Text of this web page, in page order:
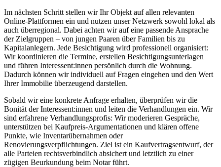
Im nächsten Schritt stellen wir Ihr Objekt auf allen relevanten
Online-Plattformen ein und nutzen unser Netzwerk sowohl lokal als
auch überregional. Dabei achten wir auf eine passende Ansprache
der Zielgruppen – von jungen Paaren über Familien bis zu
Kapitalanlegern. Jede Besichtigung wird professionell organisiert:
Wir koordinieren die Termine, erstellen Besichtigungsunterlagen
und führen Interessent:innen persönlich durch die Wohnung.
Dadurch können wir individuell auf Fragen eingehen und den Wert
Ihrer Immobilie überzeugend darstellen.
Sobald wir eine konkrete Anfrage erhalten, überprüfen wir die
Bonität der Interessent:innen und leiten die Verhandlungen ein. Wir
sind erfahrene Verhandlungsprofis: Wir moderieren Gespräche,
unterstützen bei Kaufpreis-Argumentationen und klären offene
Punkte, wie Inventarübernahmen oder
Renovierungsverpflichtungen. Ziel ist ein Kaufvertragsentwurf, der
alle Parteien rechtsverbindlich absichert und letztlich zu einer
zügigen Beurkundung beim Notar führt.